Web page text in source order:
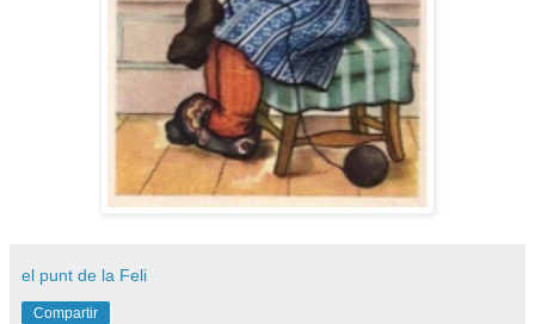
el punt de la Feli
Compartir